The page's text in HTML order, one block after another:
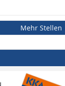
Mehr Stellen